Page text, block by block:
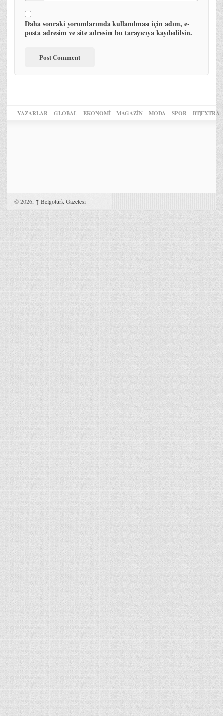
Daha sonraki yorumlarımda kullanılması için adım, e-
posta adresim ve site adresim bu tarayıcıya kaydedilsin.
YAZARLAR GLOBAL EKONOMİ MAGAZİN MODA SPOR BT|EXTRA
© 2026, ↑ Belgotürk Gazetesi